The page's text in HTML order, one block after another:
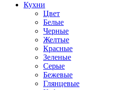
Кухни
Цвет
Белые
Черные
Желтые
Красные
Зеленые
Серые
Бежевые
Глянцевые